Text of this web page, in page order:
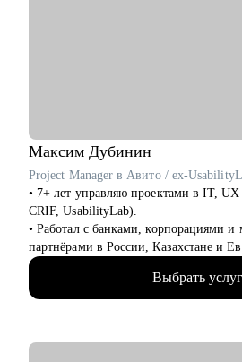
Максим Дубинин
Project Manager в Авито / ex-
• 7+ лет управляю проектами в IT,
CRIF, UsabilityLab).
• Работал с банками, корпорациями
партнёрами в России, Казахстане и
• Уверенно выстраиваю процессы в
от локальных digital-проектов до CPA-
• Руководил командами до 20
Выбрать